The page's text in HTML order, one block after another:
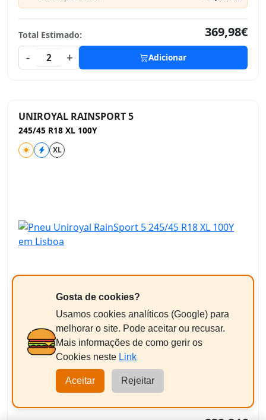
Total Estimado:
369,98€
-
2 + Adicionar
UNIROYAL RAINSPORT 5
245/45 R18 XL 100Y
XL
C A
Ver ficha técnica oficial (EPREL)
114,30€/pneu
+ Imposto ambiental 1,82 € = 116,12€
Equilibragem + Válvula
Pneus a partir de 18"
Gosta de cookies?
Usamos cookies analíticos (Google) para
melhorar o site. Pode aceitar ou recusar.
Mais informações de como gerir os
Cookies neste Link
Aceitar Rejeitar